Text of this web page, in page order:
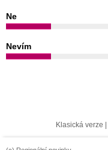
Ne
Nevím
Klasická verze |